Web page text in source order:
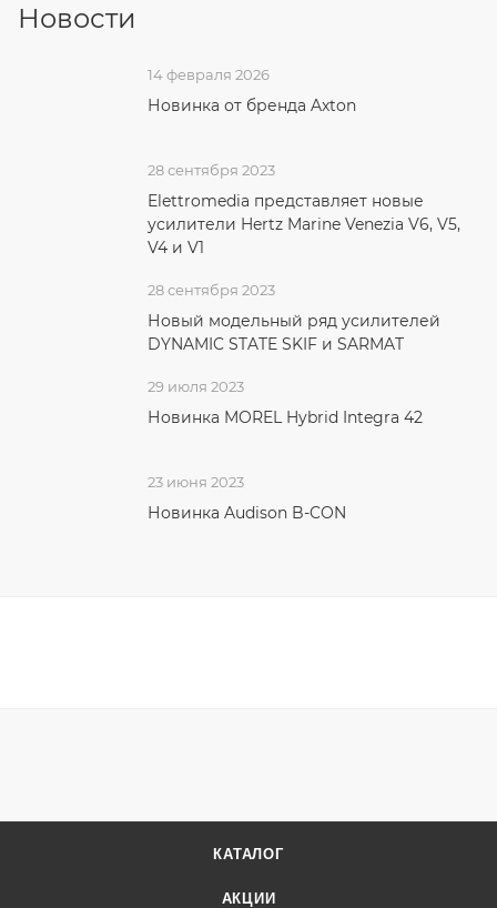
Новости
14 февраля 2026
Новинка от бренда Axton
28 сентября 2023
Elettromedia представляет новые
усилители Hertz Marine Venezia V6, V5,
V4 и V1
28 сентября 2023
Новый модельный ряд усилителей
DYNAMIC STATE SKIF и SARMAT
29 июля 2023
Новинка MOREL Hybrid Integra 42
23 июня 2023
Новинка Audison B-CON
КАТАЛОГ
АКЦИИ